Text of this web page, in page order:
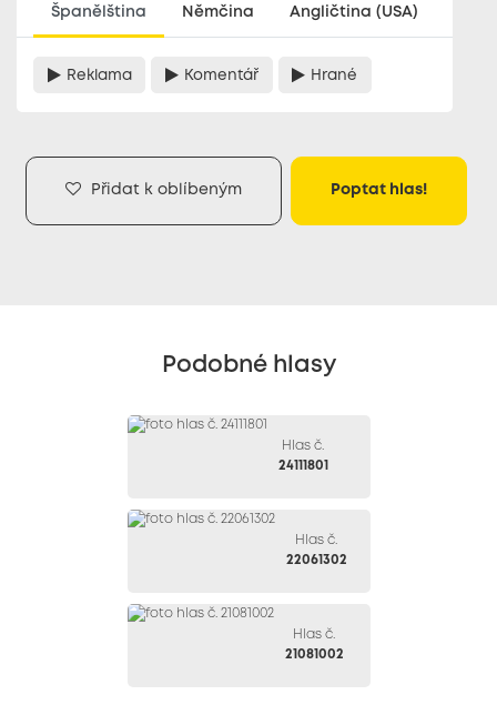
Španělština Němčina Angličtina (USA)
Reklama Komentář Hrané
Přidat k oblíbeným Poptat hlas!
Podobné hlasy
Hlas č.
24111801
Hlas č.
22061302
Hlas č.
21081002